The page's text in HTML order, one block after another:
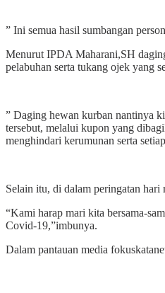
” Ini semua hasil sumbangan
Menurut IPDA Maharani,SH
pelabuhan serta tukang ojek yang
” Daging hewan kurban nantinya
tersebut, melalui kupon yang
menghindari kerumunan serta
Selain itu, di dalam peringatan
“Kami harap mari kita bersama-
Covid-19,”imbunya.
Dalam pantauan media